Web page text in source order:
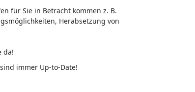
für Sie in Betracht kommen z. B.
Herabsetzung von
da!
immer Up-to-Date!